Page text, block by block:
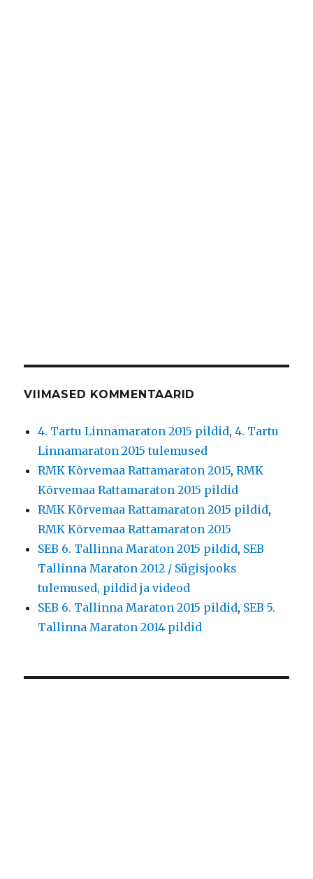
VIIMASED KOMMENTAARID
4. Tartu Linnamaraton 2015 pildid,4. Tartu
Linnamaraton 2015 tulemused
RMK Kõrvemaa Rattamaraton 2015,RMK
Kõrvemaa Rattamaraton 2015 pildid
RMK Kõrvemaa Rattamaraton 2015 pildid,
RMK Kõrvemaa Rattamaraton 2015
SEB 6. Tallinna Maraton 2015 pildid, SEB
Tallinna Maraton 2012 / Sügisjooks
tulemused, pildid ja videod
SEB 6. Tallinna Maraton 2015 pildid, SEB 5.
Tallinna Maraton 2014 pildid